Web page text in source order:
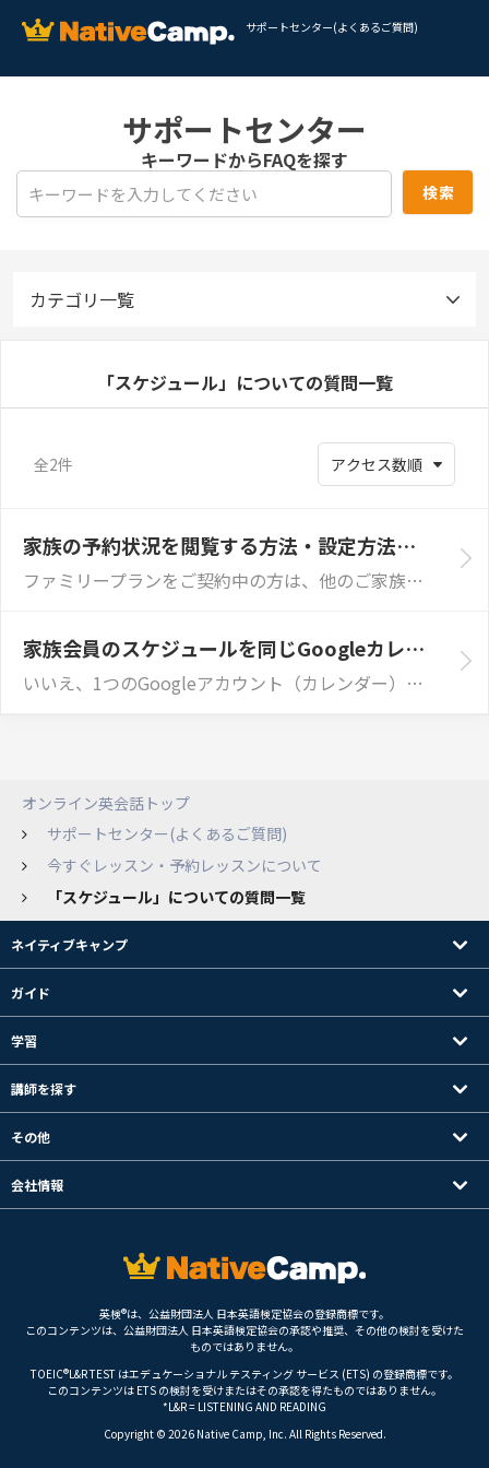
サポートセンター(よくあるご質問)
サポートセンター
キーワードからFAQを探す
「スケジュール」についての質問一覧
全2件
家族の予約状況を閲覧する方法・設定方法を教えてください
ファミリープランをご契約中の方は、他のご家族様の予約状況を閲覧することが可能です。 本機能をご利用いただくには、まず代表者アカウントから閲覧権限を設定...
家族会員のスケジュールを同じGoogleカレンダーに連携できますか？
いいえ、1つのGoogleアカウント（カレンダー）に対して、複数のネイティブキャンプアカウントのスケジュールを同時に連携することはできません。 ネイテ...
カテゴリ一覧
オンライン英会話トップ
サポートセンター(よくあるご質問)
今すぐレッスン・予約レッスンについて
「スケジュール」についての質問一覧
ネイティブキャンプ
ガイド
学習
講師を探す
その他
会社情報
英検®は、公益財団法人 日本英語検定協会の登録商標です。
このコンテンツは、公益財団法人 日本英語検定協会の承認や推奨、その他の検討を受けた
ものではありません。
TOEIC®L&R TEST はエデュケーショナル テスティング サービス (ETS) の登録商標です。
このコンテンツは ETS の検討を受けまたはその承認を得たものではありません。
*L&R = LISTENING AND READING
Copyright © 2026 Native Camp, Inc. All Rights Reserved.